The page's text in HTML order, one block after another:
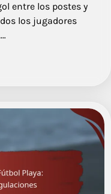
entre los postes y
los jugadores